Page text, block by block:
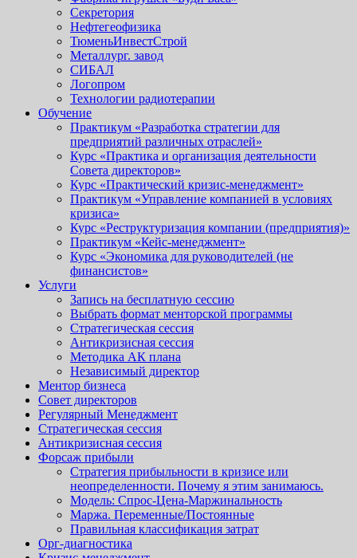
Секретория
Нефтегеофизика
ТюменьИнвестСтрой
Металлург. завод
СИБАЛ
Логопром
Технологии радиотерапии
Обучение
Практикум «Разработка стратегии для
предприятий различных отраслей»
Курс «Практика и организация деятельности
Совета директоров»
Курс «Практический кризис-менеджмент»
Практикум «Управление компанией в условиях
кризиса»
Курс «Реструктуризация компании (предприятия)»
Практикум «Кейс-менеджмент»
Курс «Экономика для руководителей (не
финансистов»
Услуги
Запись на бесплатную сессию
Выбрать формат менторской программы
Стратегическая сессия
Антикризисная сессия
Методика АК плана
Независимый директор
Ментор бизнеса
Совет директоров
Регулярный Менеджмент
Стратегическая сессия
Антикризисная сессия
Форсаж прибыли
Стратегия прибыльности в кризисе или
неопределенности. Почему я этим занимаюсь.
Модель: Спрос-Цена-Маржинальность
Маржа. Переменные/Постоянные
Правильная классификация затрат
Орг-диагностика